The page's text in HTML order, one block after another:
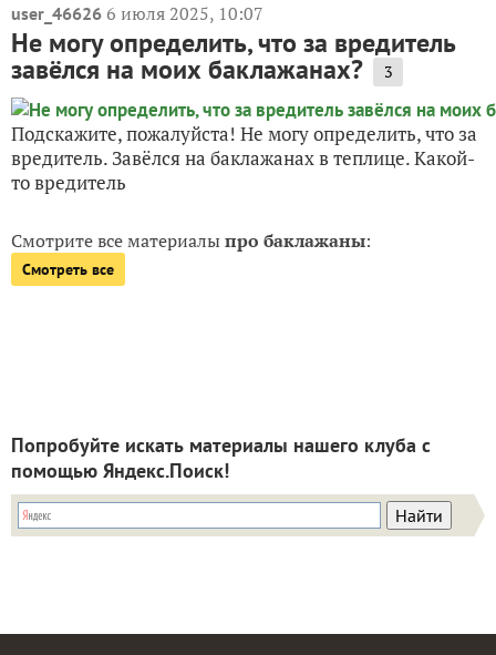
user_46626 6 июля 2025, 10:07
Не могу определить, что за вредитель
завёлся на моих баклажанах? 3
Подскажите, пожалуйста! Не могу определить, что за
вредитель. Завёлся на баклажанах в теплице. Какой-
то вредитель
Смотрите все материалыпро баклажаны:
Смотреть все
Попробуйте искать материалы нашего клуба с
помощью Яндекс.Поиск!